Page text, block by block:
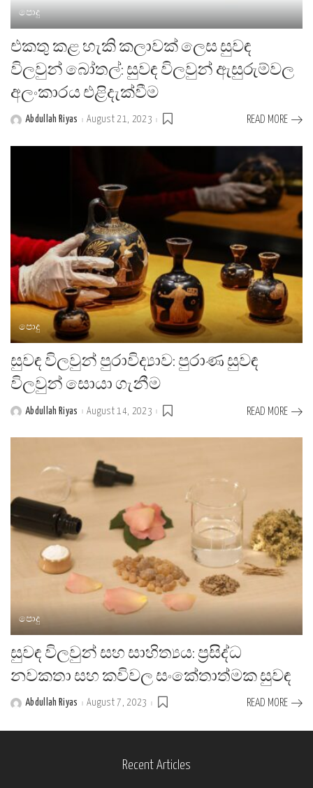
පොදු
එකතු කළ හැකි කලාවක් ලෙස සුවඳ
විලවුන් බෝතල්: සුවඳ විලවුන් ඇසුරුම්වල
අලංකාරය එළිදැක්වීම
PostedAbdullah Riyas August 21, 2023 READ MORE
පොදු
සුවඳ විලවුන් පුරාවිද්‍යාව: පුරාණ සුවඳ
විලවුන් සොයා ගැනීම
PostedAbdullah Riyas August 14, 2023 READ MORE
පොදු
සුවඳ විලවුන් සහ සාහිත්‍යය: ප්‍රසිද්ධ
නවකතා සහ කවිවල සංකේතාත්මක සුවඳ
PostedAbdullah Riyas August 7, 2023 READ MORE
Recent Articles